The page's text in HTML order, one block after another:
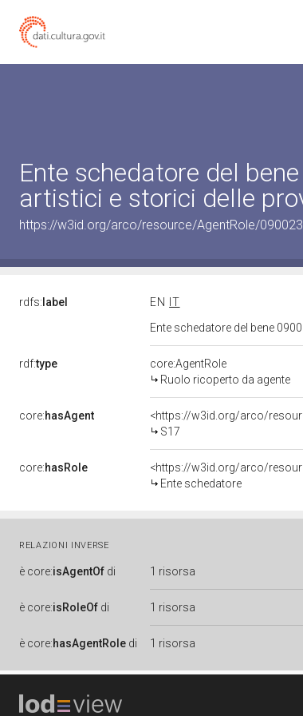
Ente schedatore del
artistici e storici delle
https://w3id.org/arco/resource/AgentRole/
rdfs: label EN
IT
Ente schedatore del bene
rdf:type
core:AgentRole
Ruolo ricoperto da agente
core:hasAgent
<https://w3id.org/arco/
S17
core:hasRole
<https://w3id.org/arco/
Ente schedatore
RELAZIONI INVERSE
è core:isAgentOf di 1 risorsa
è core:isRoleOf di 1 risorsa
è core:hasAgentRole di 1 risorsa